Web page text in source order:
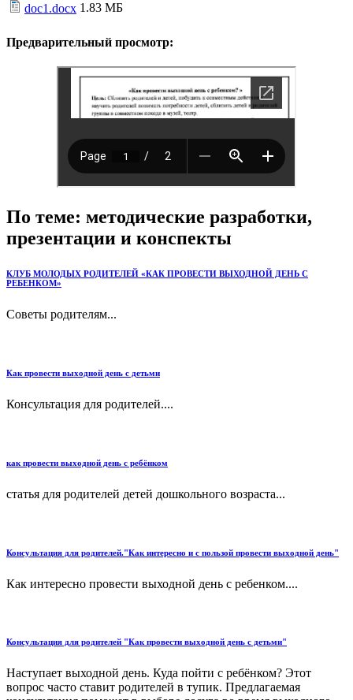
doc1.docx 1.83 МБ
Предварительный просмотр:
По теме: методические разработки,
презентации и конспекты
КЛУБ МОЛОДЫХ РОДИТЕЛЕЙ «КАК ПРОВЕСТИ ВЫХОДНОЙ ДЕНЬ С
РЕБЕНКОМ»
Советы родителям...
Как провести выходной день с детьми
Консультация для родителей....
как провести выходной день с ребёнком
статья для родителей детей дошкольного возраста...
Консультация для родителей."Как интересно и с пользой провести выходной день"
Как интересно провести выходной день с ребенком....
Консультация для родителей "Как провести выходной день с детьми"
Наступает выходной день. Куда пойти с ребёнком? Этот
вопрос часто ставит родителей в тупик. Предлагаемая